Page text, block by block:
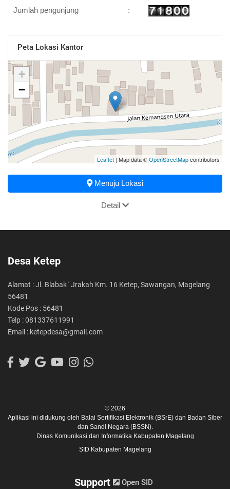
Jumlah pengunjung :
Peta Lokasi Kantor
+
−
Leaflet | Map data ©OpenStreetMapcontributors
Menuju Lokasi
Detail
Desa Ketep
Alamat : Jl. Blabak ' Jrakah Km. 16 Ketep, Sawangan, Magelang
56481
Kode Pos : 56481
Telp : 081337611991
Email : ketepdesa@gmail.com
© 2026
Aplikasi ini didukung oleh Balai Sertifikasi Elektronik (BSrE) dan Badan Siber
dan Sandi Negara (BSSN).
Dinas Komunikasi dan Informatika Kabupaten Magelang
SID Kabupaten Magelang
Support Open SID